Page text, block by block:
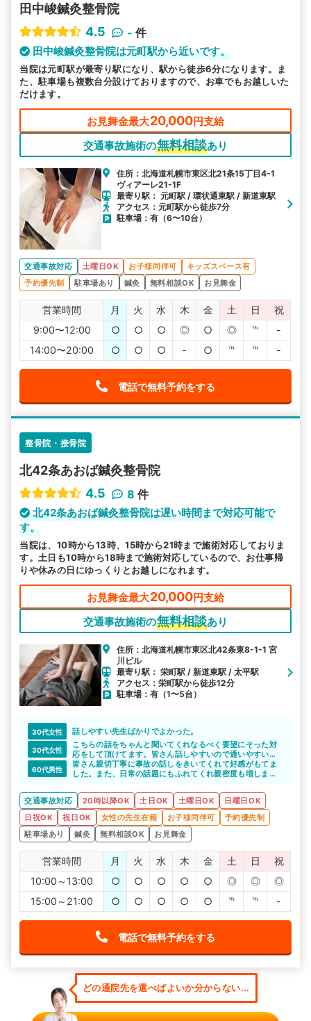
田中峻鍼灸整骨院
4.5
- 件
田中峻鍼灸整骨院は元町駅から近いです。
当院は元町駅が最寄り駅になり、駅から徒歩6分になります。ま
た、駐車場も複数台分設けておりますので、お車でもお越しいた
だけます。
お見舞金最大20,000円支給
交通事故施術の無料相談あり
住所：北海道札幌市東区北21条15丁目4-1
ヴィアーレ21-1F
最寄り駅： 元町駅 / 環状通東駅 / 新道東駅
アクセス：元町駅から徒歩7分
駐車場：有（6〜10台）
交通事故対応 土曜日OK お子様同伴可
キッズスペース有
予約優先制
駐車場あり 鍼灸 無料相談OK お見舞金
営業時間 月 火 水 木 金 土 日
祝
9:00〜12:00
○ ○ ○ ◎ ○ ◎ ℡
-
14:00〜20:00
○ ○ ○ - ○ ℡ ℡ -
電話で無料予約をする
整骨院・接骨院
北42条あおば鍼灸整骨院
4.5
8 件
北42条あおば鍼灸整骨院は遅い時間まで対応可能で
す。
当院は、10時から13時、15時から21時まで施術対応しておりま
す。土日も10時から18時まで施術対応しているので、お仕事帰
りや休みの日にゆっくりとお越しになれます。
お見舞金最大20,000円支給
交通事故施術の無料相談あり
住所：北海道札幌市東区北42条東8-1-1 宮
川ビル
最寄り駅： 栄町駅 / 新道東駅 / 太平駅
アクセス：栄町駅から徒歩12分
駐車場：有（1〜5台）
30代女性 話しやすい先生ばかりでよかった。
30代女性
こちらの話をちゃんと聞いてくれなるべく要望にそった対
応をして頂けてます。皆さん話しやすいので通いやすいで
す。
60代男性
皆さん親切丁寧に事故の話しをきいてくれて好感がもてま
した。また、日常の話題にもふれてくれ親密度も増しまし
交通事故対応
20時以降OK 土日OK 土曜日OK
日曜日OK
日祝OK
祝日OK 女性の先生在籍 お子様同伴可
予約優先制
駐車場あり
鍼灸 無料相談OK お見舞金
営業時間 月 火 水 木 金 土 日
祝
10:00～13:00
○ ○ ○ ○ ○ ◎ ◎
◎
15:00～21:00
○ ○ ○ ○ ○ ℡ ℡ -
電話で無料予約をする
どの通院先を選べばよいか分からない...